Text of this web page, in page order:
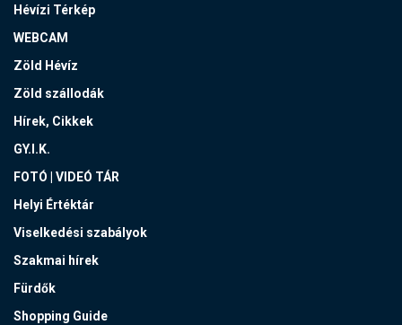
Hévízi Térkép
WEBCAM
Zöld Hévíz
Zöld szállodák
Hírek, Cikkek
GY.I.K.
FOTÓ | VIDEÓ TÁR
Helyi Értéktár
Viselkedési szabályok
Szakmai hírek
Fürdők
Shopping Guide